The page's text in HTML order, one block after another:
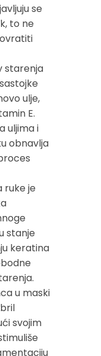
se
to ne
starenja
ulje,
E.
uljima i
obnavlja
ruke je
stanje
keratina
u maski
svojim